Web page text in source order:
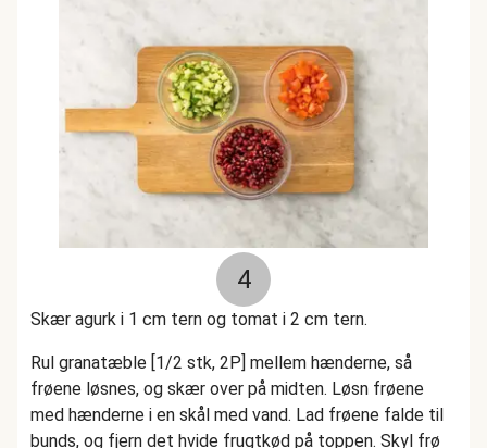
4
Skær agurk i 1 cm tern og tomat i 2 cm tern.
Rul granatæble [1/2 stk, 2P] mellem hænderne, så
frøene løsnes, og skær over på midten. Løsn frøene
med hænderne i en skål med vand. Lad frøene falde til
bunds, og fjern det hvide frugtkød på toppen. Skyl frø